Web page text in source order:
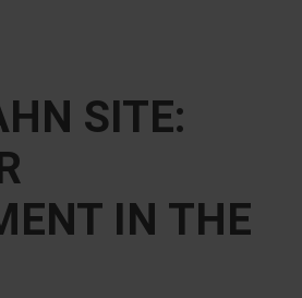
SITE:
IN THE